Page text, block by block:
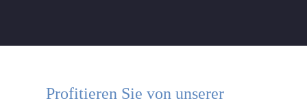
Profitieren Sie von unserer